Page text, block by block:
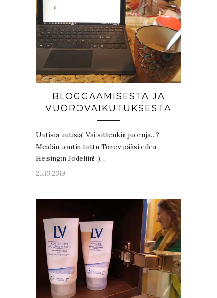
BLOGGAAMISESTA JA
VUOROVAIKUTUKSESTA
Uutisia uutisia! Vai sittenkin juoruja…?
Meidän tontin tuttu Torey pääsi eilen
Helsingin Jodeliin! :)…
25.10.2019